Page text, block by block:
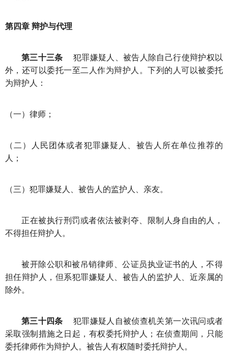
第四章 辩护与代理
第三十三条
犯罪嫌疑人、被告人除自己行使辩护权以
外，还可以委托一至二人作为辩护人。下列的人可以被委托
为辩护人：
（一）律师；
（二）人民团体或者犯罪嫌疑人、被告人所在单位推荐的
人；
（三）犯罪嫌疑人、被告人的监护人、亲友。
正在被执行刑罚或者依法被剥夺、限制人身自由的人，
不得担任辩护人。
被开除公职和被吊销律师、公证员执业证书的人，不得
担任辩护人，但系犯罪嫌疑人、被告人的监护人、近亲属的
除外。
第三十四条
犯罪嫌疑人自被侦查机关第一次讯问或者
采取强制措施之日起，有权委托辩护人；在侦查期间，只能
委托律师作为辩护人。被告人有权随时委托辩护人。